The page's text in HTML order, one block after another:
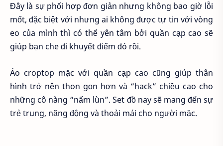
Đây là sự phối hợp đơn giản nhưng không bao giờ lỗi
mốt, đặc biệt với nhưng ai không được tự tin với vòng
eo của mình thì có thể yên tâm bởi quần cạp cao sẽ
giúp bạn che đi khuyết điểm đó rồi.
Áo croptop mặc với quần cạp cao cũng giúp thân
hình trở nên thon gọn hơn và “hack” chiều cao cho
những cô nàng “nấm lùn”. Set đồ nay sẽ mang đến sự
trẻ trung, năng động và thoải mái cho người mặc.